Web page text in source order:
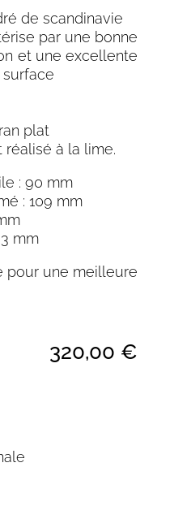
de scandinavie
par une bonne
et une excellente
surface
plat
à la lime.
: 90 mm
: 109 mm
mm
pour une meilleure
320,00 €